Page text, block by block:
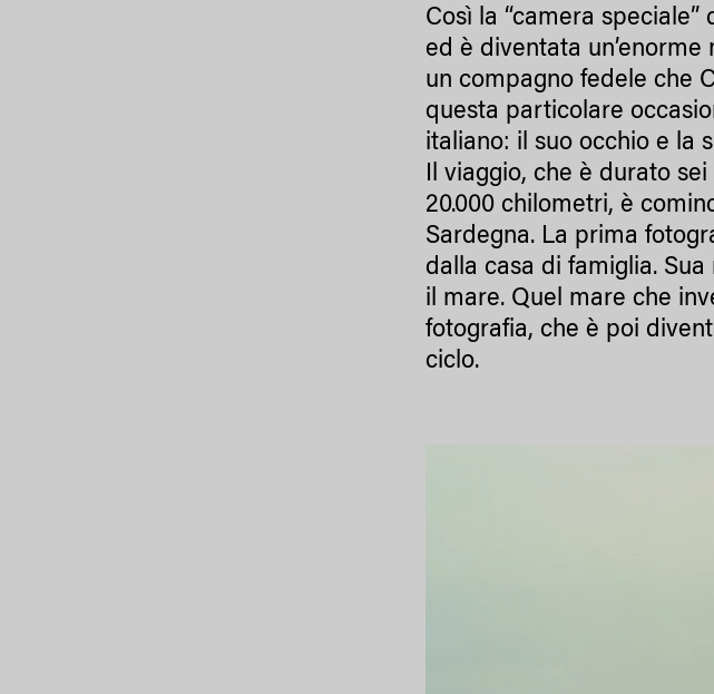
Così la “camera
ed è diventata
un compagno fedele che
questa particolare
italiano: il suo occhio e la
Il viaggio, che è durato
20.000 chilometri, è
Sardegna. La prima
dalla casa di famiglia.
il mare. Quel mare che
fotografia, che è poi
ciclo.